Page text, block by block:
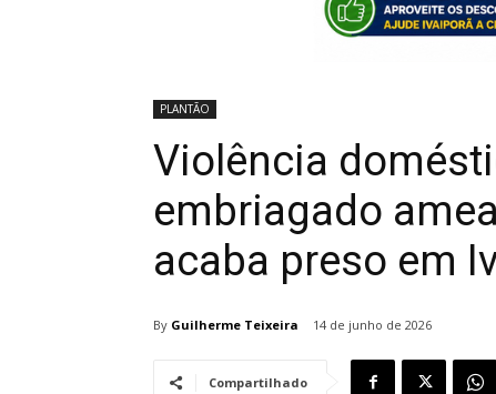
PLANTÃO
Violência
embriagado
acaba preso em
By Guilherme Teixeira 14 de junho de 2026
Compartilhado